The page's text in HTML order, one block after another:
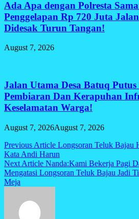
Ada Apa dengan Polresta
Penggelapan Rp 720 Juta
Didesak Turun Tangan!
August 7, 2026
Jalan Utama Desa Batuq
Pembiaran Dan Kerapuhan
Keselamatan Warga!
August 7, 2026August 7, 2026
Post
navigation
Previous Article Longsoran Teluk Bajau
Kata Andi Harun
Next Article Nanda:Kami Bekerja Pagi
Mengatasi Longsoran Teluk Bajau Jadi
Meja